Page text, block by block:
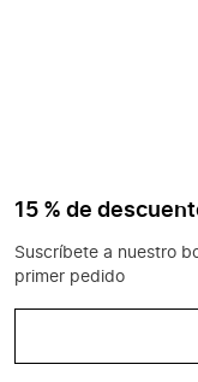
15 % de
Suscríbete a nuestro
primer pedido